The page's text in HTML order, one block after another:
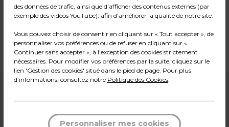
Code :107353
Couleur : Blanc
Dimensions : ø 60 mm
Poids : 1,04 kg
20,28
des données de trafic, ainsi que d'afficher des contenus externes (par
exemple des vidéos YouTube), afin d'améliorer la qualité de notre site.
Vous pouvez choisir de consentir en cliquant sur « Tout accepter », de
personnaliser vos préférences ou de refuser en cliquant sur «
Continuer sans accepter », à l'exception des cookies strictement
nécessaires. Pour modifier vos préférences par la suite, cliquez sur le
lien 'Gestion des cookies' situé dans le pied de page. Pour plus
d'informations, consultez notre Politique des Cookies.
Personnaliser mes cookies